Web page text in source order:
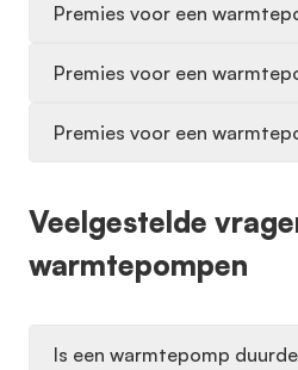
Premies voor een
Premies voor een
Premies voor een
Veelgestelde
warmtepompen
Is een warmtepomp